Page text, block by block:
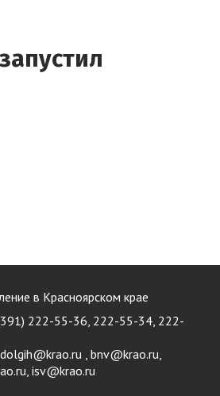
в Красноярском крае
222-55-36, 222-55-34, 222-
dolgih@krao.ru , bnv@krao.ru,
isv@krao.ru